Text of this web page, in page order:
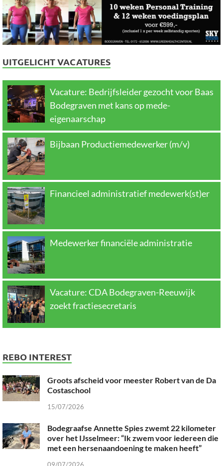
UITGELICHT VACATURES
Vacature: Bedrijfsleider gezocht voor Baas
Bodegraven met kans op mede-
eigenaarschap
Bijbaan Productiemedewerker (m/v)
Financieel administratief medewerk(st)er
Medewerker financiële administratie
Vacature: CDA Bodegraven-Reeuwijk
zoekt fractiesecretaris
REBO INTEREST
Groots afscheid voor meester Robert van de Da
Costaschool
15/07/2026
Bodegraafse Annette Spies zwemt 22 kilometer
over het IJsselmeer: “Ik zwem voor iedereen die
met een hersenaandoening te maken heeft”
09/07/2026